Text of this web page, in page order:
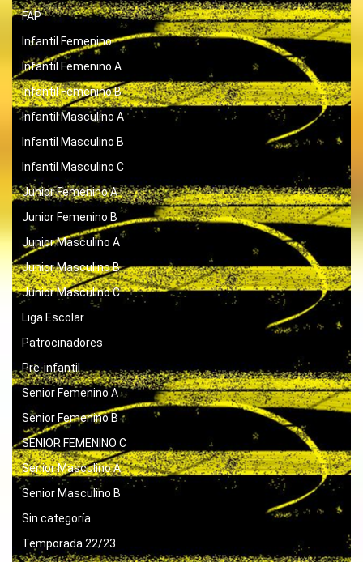
FAP
Infantil Femenino
Infantil Femenino A
Infantil Femenino B
Infantil Masculino A
Infantil Masculino B
Infantil Masculino C
Junior Femenino A
Junior Femenino B
Junior Masculino A
Junior Masculino B
Junior Masculino C
Liga Escolar
Patrocinadores
Pre-infantil
Senior Femenino A
Senior Femenino B
SENIOR FEMENINO C
Senior Masculino A
Senior Masculino B
Sin categoría
Temporada 22/23